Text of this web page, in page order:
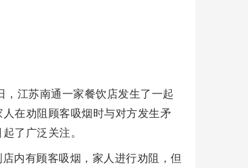
江苏南通一家餐饮店发生了一起
在劝阻顾客吸烟时与对方发生矛
了广泛关注。
内有顾客吸烟，家人进行劝阻，但